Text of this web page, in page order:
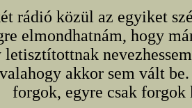
rádió közül az egyiket
elmondhatnám, hogy
akkor sem vált
forgok, egyre csak forgok